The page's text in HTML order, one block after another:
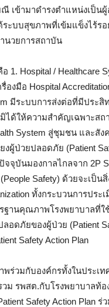
ข้ามาดำรงตำแหน่งเป็นผู้
บบสุขภาพที่เข้มแข็งไร้ร
วยการสถาบัน
1. Hospital / Healthcare
งมือ Hospital
มีระบบการส่งต่อที่มีปร
ได้ให้ความสำคัญเฉพาะส
System สู่ชุมชน และสั
งผู้ป่วยปลอดภัย (Patient
จุบันมองกาลไกลจาก 2P
Safety) ด้วยจะเป็
ทั้งกระบวนการปร
ฐานคุณภาพโรงพยาบาลที่
ลอดภัยของผู้ป่วย (Patient
Safety Action Plan
ร่วมกับองค์กรทั้งในประเท
ม รพสต.กับโรงพยาบาลท้
Safety Action Plan